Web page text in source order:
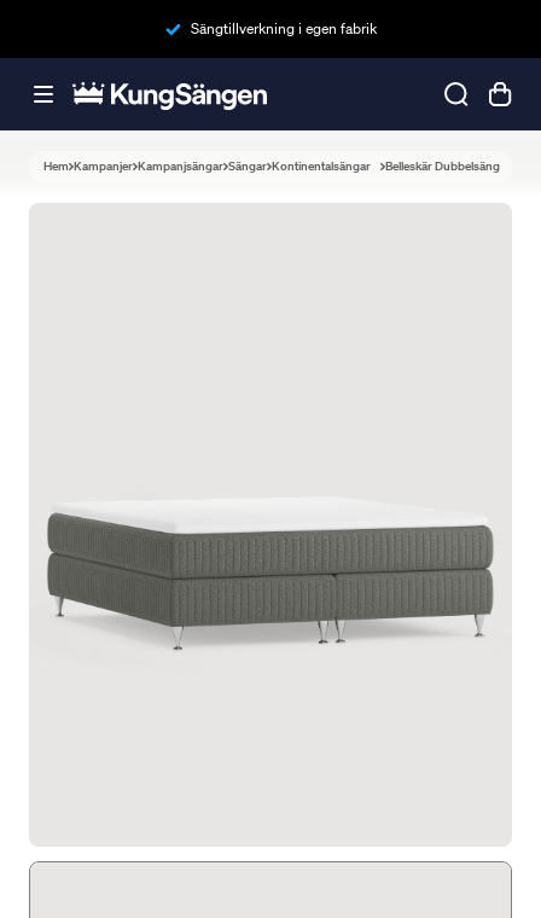
Sängtillverkning i egen fabrik
Hem Kampanjer Kampanjsängar Sängar Kontinentalsängar Belleskär Dubbelsäng